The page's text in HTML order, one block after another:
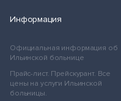
Информация
Официальная информация об
Ильинской больнице
Прайс-лист. Прейскурант. Все
цены на услуги Ильинской
больницы.